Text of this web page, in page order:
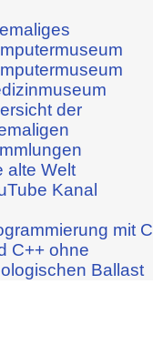
der
alte Welt
Kanal
mit C
C++ ohne
Ballast